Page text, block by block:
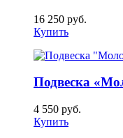
16 250 руб.
Купить
Подвеска
4 550 руб.
Купить